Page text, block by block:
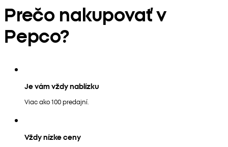
Prečo nakupovať v
Pepco?
Je vám vždy nablízku
Viac ako 100 predajní.
Vždy nízke ceny